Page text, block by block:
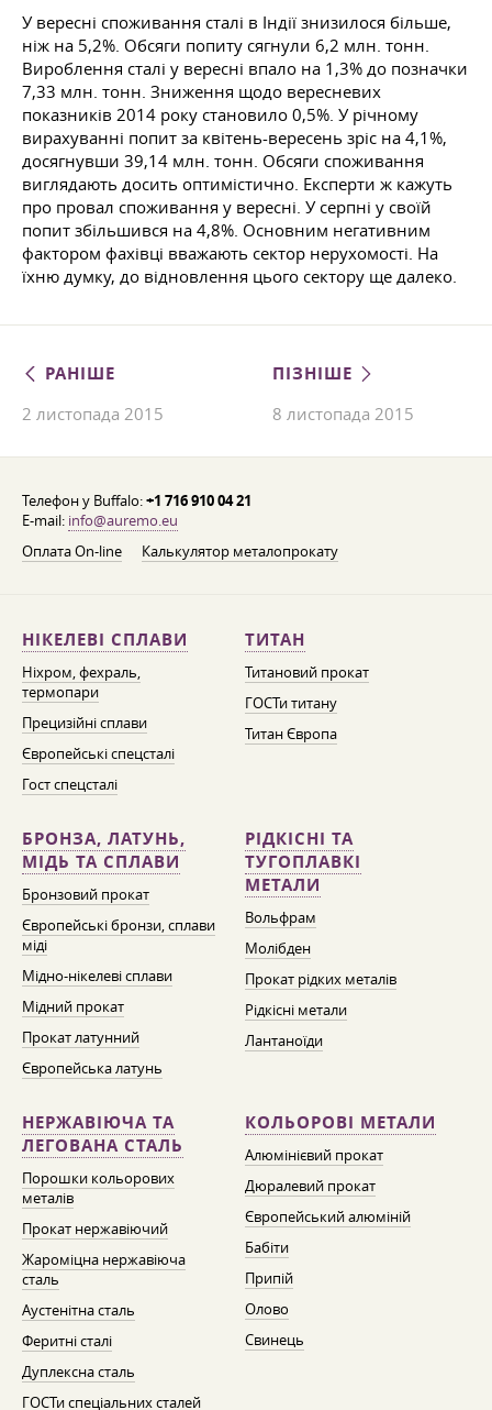
У вересні споживання сталі в Індії знизилося більше,
ніж на 5,2%. Обсяги попиту сягнули 6,2 млн. тонн.
Вироблення сталі у вересні впало на 1,3% до позначки
7,33 млн. тонн. Зниження щодо вересневих
показників 2014 року становило 0,5%. У річному
вирахуванні попит за квітень-вересень зріс на 4,1%,
досягнувши 39,14 млн. тонн. Обсяги споживання
виглядають досить оптимістично. Експерти ж кажуть
про провал споживання у вересні. У серпні у своїй
попит збільшився на 4,8%. Основним негативним
фактором фахівці вважають сектор нерухомості. На
їхню думку, до відновлення цього сектору ще далеко.
РАНІШЕ
2 листопада 2015
ПІЗНІШЕ
8 листопада 2015
Телефон у Buffalo:+1 716 910 04 21
E-mail: info@auremo.eu
Оплата On-line
Калькулятор металопрокату
НІКЕЛЕВІ СПЛАВИ
Ніхром, фехраль,
термопари
Прецизійні сплави
Європейські спецсталі
Гост спецсталі
ТИТАН
Титановий прокат
ГОСТи титану
Титан Європа
БРОНЗА, ЛАТУНЬ,
МІДЬ ТА СПЛАВИ
Бронзовий прокат
Європейські бронзи, сплави
міді
Мідно-нікелеві сплави
Мідний прокат
Прокат латунний
Європейська латунь
РІДКІСНІ ТА
ТУГОПЛАВКІ
МЕТАЛИ
Вольфрам
Молібден
Прокат рідких металів
Рідкісні метали
Лантаноїди
НЕРЖАВІЮЧА ТА
ЛЕГОВАНА СТАЛЬ
Порошки кольорових
металів
Прокат нержавіючий
Жароміцна нержавіюча
сталь
Аустенітна сталь
Феритні сталі
Дуплексна сталь
ГОСТи спеціальних сталей
КОЛЬОРОВІ МЕТАЛИ
Алюмінієвий прокат
Дюралевий прокат
Європейський алюміній
Бабіти
Припій
Олово
Свинець